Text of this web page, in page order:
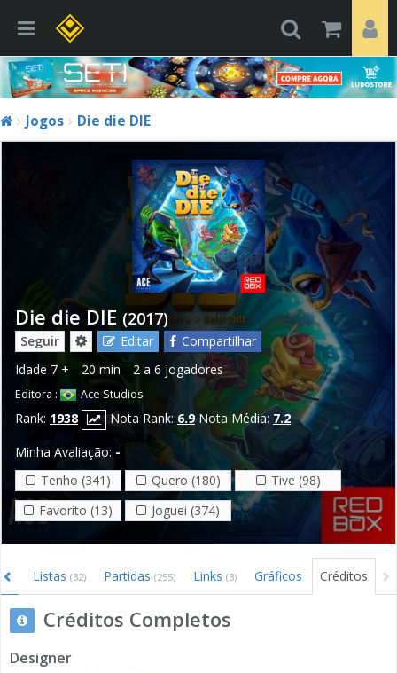
Jogos Die die DIE
Die die DIE (2017)
Seguir Editar
Compartilhar
Idade 7 + 20 min 2 a 6 jogadores
Editora : Ace Studios
Rank: 1938 Nota Rank: 6.9 Nota Média: 7.2
Minha Avaliação: -
Tenho (341)
Quero (180)
Tive (98)
Favorito (13)
Joguei (374)
(9) Listas (32) Partidas (255) Links (3) Gráficos Créditos
Créditos Completos
Designer